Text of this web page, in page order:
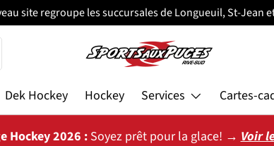
site regroupe les succursales de Longueuil, St-Jean
Dek Hockey Hockey Services Cartes-
Hockey 2026 : Soyez prêt pour la glace! →Voir